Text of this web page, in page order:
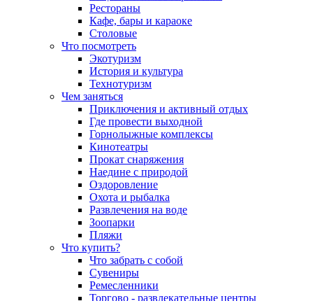
Рестораны
Кафе, бары и караоке
Столовые
Что посмотреть
Экотуризм
История и культура
Технотуризм
Чем заняться
Приключения и активный отдых
Где провести выходной
Горнолыжные комплексы
Кинотеатры
Прокат снаряжения
Наедине с природой
Оздоровление
Охота и рыбалка
Развлечения на воде
Зоопарки
Пляжи
Что купить?
Что забрать с собой
Сувениры
Ремесленники
Торгово - развлекательные центры